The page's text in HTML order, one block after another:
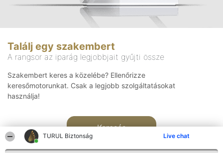
TURUL Biztonság Live chat
Találj egy szakembert
A rangsor az iparág legjobbjait gyűjti össze
Szakembert keres a közelébe? Ellenőrizze
keresőmotorunkat. Csak a legjobb szolgáltatásokat
használja!
Keresés